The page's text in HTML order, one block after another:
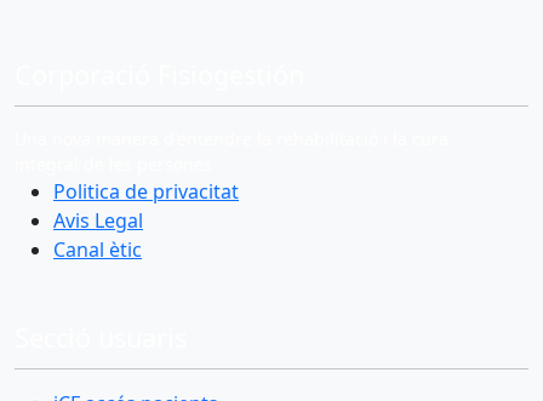
Politica de privacitat
Avis Legal
Canal ètic